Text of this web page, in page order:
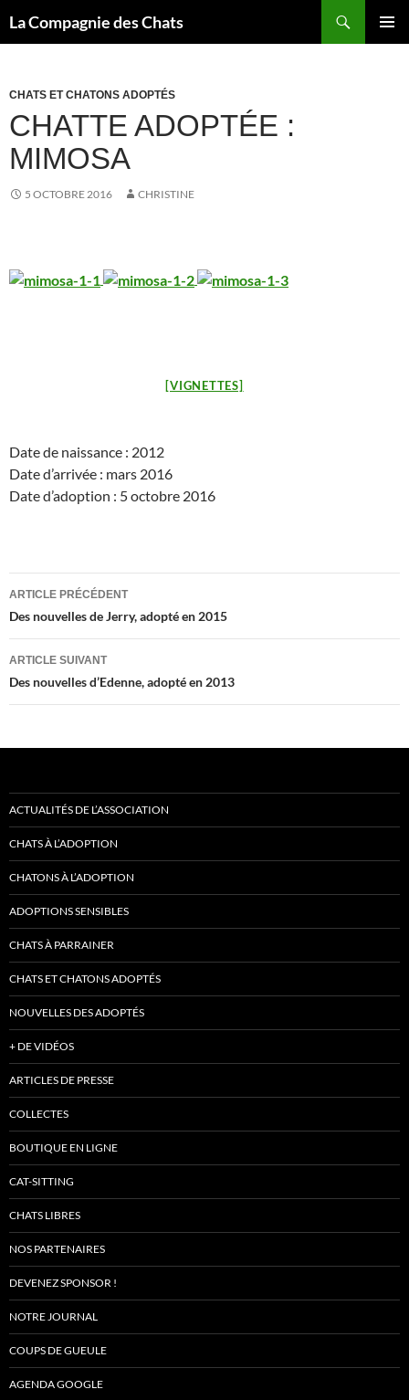
La Compagnie des Chats
CHATS ET CHATONS ADOPTÉS
CHATTE ADOPTÉE :
MIMOSA
5 OCTOBRE 2016 CHRISTINE
[VIGNETTES]
Date de naissance : 2012
Date d’arrivée : mars 2016
Date d’adoption : 5 octobre 2016
Navigation
des
articles
ARTICLE PRÉCÉDENT
Des nouvelles de Jerry, adopté en 2015
ARTICLE SUIVANT
Des nouvelles d’Edenne, adopté en 2013
ACTUALITÉS DE L’ASSOCIATION
CHATS À L’ADOPTION
CHATONS À L’ADOPTION
ADOPTIONS SENSIBLES
CHATS À PARRAINER
CHATS ET CHATONS ADOPTÉS
NOUVELLES DES ADOPTÉS
+ DE VIDÉOS
ARTICLES DE PRESSE
COLLECTES
BOUTIQUE EN LIGNE
CAT-SITTING
CHATS LIBRES
NOS PARTENAIRES
DEVENEZ SPONSOR !
NOTRE JOURNAL
COUPS DE GUEULE
AGENDA GOOGLE